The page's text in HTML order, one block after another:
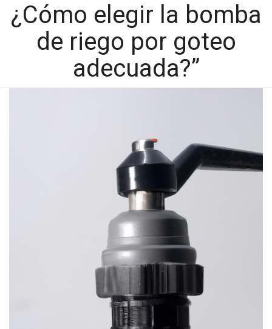
¿Cómo elegir la bomba
de riego por goteo
adecuada?”